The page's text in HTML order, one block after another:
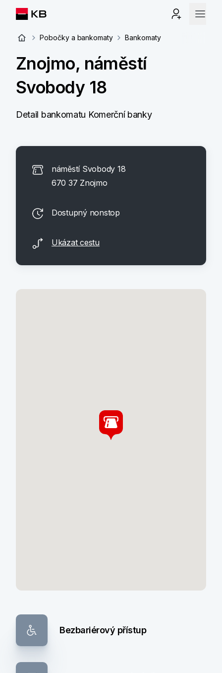
Pobočky a bankomaty Bankomaty
Znojmo, náměstí
Svobody 18
Detail bankomatu Komerční banky
náměstí Svobody 18
670 37 Znojmo
Dostupný nonstop
Ukázat cestu
Bezbariérový přístup